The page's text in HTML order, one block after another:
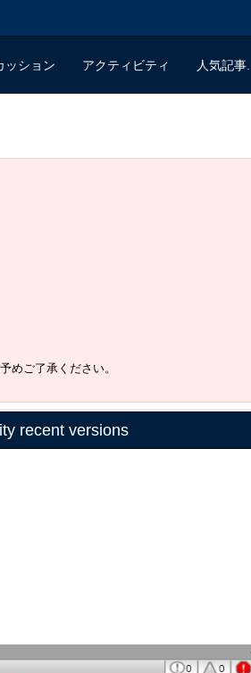
ッション アクティビティ 人気記事...
めご了承ください。
recent versions